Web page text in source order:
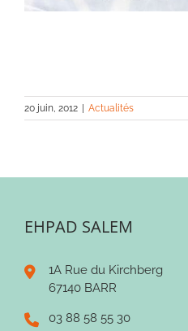
20 juin, 2012 | Actualités
EHPAD SALEM
1A Rue du Kirchberg
67140 BARR
03 88 58 55 30